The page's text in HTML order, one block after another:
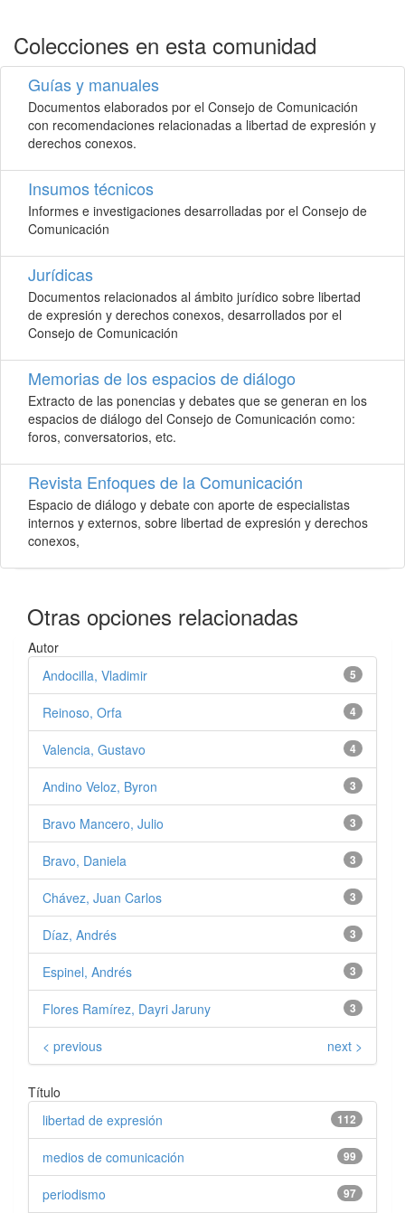
Colecciones en esta comunidad
Guías y manuales
Documentos elaborados por el Consejo de Comunicación
con recomendaciones relacionadas a libertad de expresión y
derechos conexos.
Insumos técnicos
Informes e investigaciones desarrolladas por el Consejo de
Comunicación
Jurídicas
Documentos relacionados al ámbito jurídico sobre libertad
de expresión y derechos conexos, desarrollados por el
Consejo de Comunicación
Memorias de los espacios de diálogo
Extracto de las ponencias y debates que se generan en los
espacios de diálogo del Consejo de Comunicación como:
foros, conversatorios, etc.
Revista Enfoques de la Comunicación
Espacio de diálogo y debate con aporte de especialistas
internos y externos, sobre libertad de expresión y derechos
conexos,
Otras opciones relacionadas
Autor
5
Andocilla, Vladimir
4
Reinoso, Orfa
4
Valencia, Gustavo
3
Andino Veloz, Byron
3
Bravo Mancero, Julio
3
Bravo, Daniela
3
Chávez, Juan Carlos
3
Díaz, Andrés
3
Espinel, Andrés
3
Flores Ramírez, Dayri Jaruny
< previous next >
Título
112
libertad de expresión
99
medios de comunicación
97
periodismo